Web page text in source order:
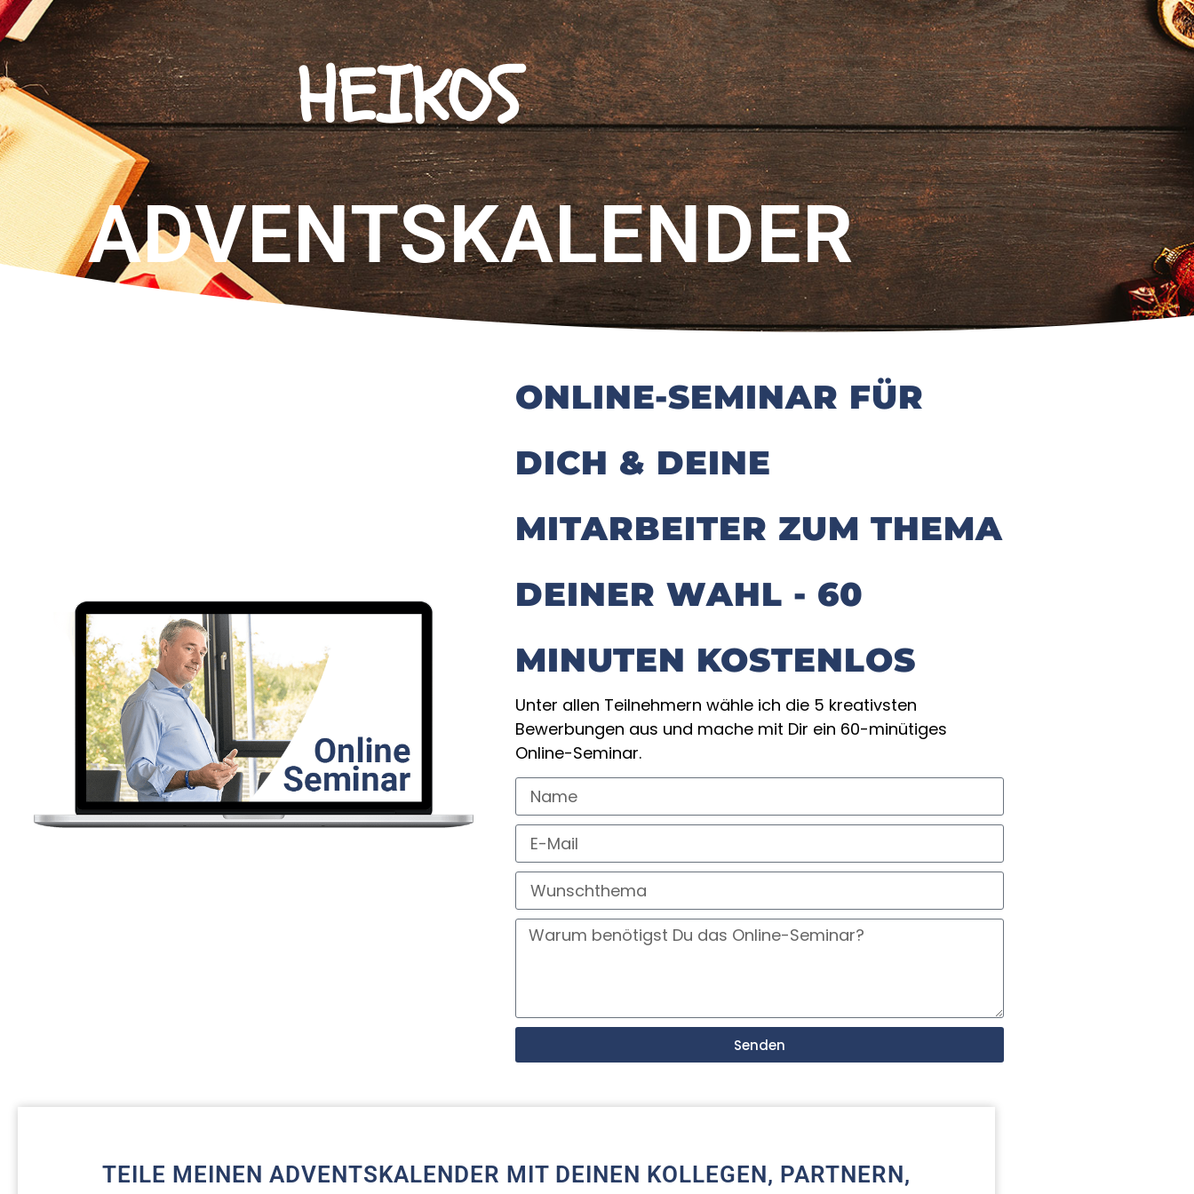
HEIKOS
ADVENTSKALENDER
ONLINE-SEMINAR FÜR
DICH & DEINE
MITARBEITER ZUM THEMA
DEINER WAHL - 60
MINUTEN KOSTENLOS
Unter allen Teilnehmern wähle ich die 5 kreativsten
Bewerbungen aus und mache mit Dir ein 60-minütiges
Online-Seminar.
Senden
TEILE MEINEN ADVENTSKALENDER MIT DEINEN KOLLEGEN, PARTNERN,